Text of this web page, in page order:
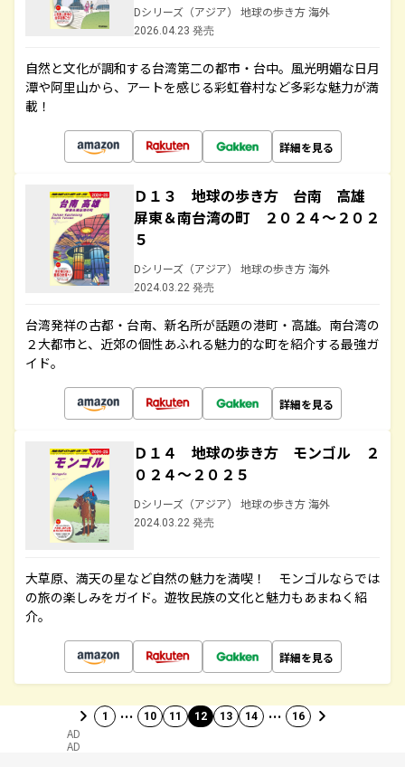
Dシリーズ（アジア） 地球の歩き方 海外
2026.04.23 発売
自然と文化が調和する台湾第二の都市・台中。風光明媚な日月
潭や阿里山から、アートを感じる彩虹眷村など多彩な魅力が満
載！
詳細を見る
Ｄ１３ 地球の歩き方 台南 高雄
屏東＆南台湾の町 ２０２４～２０２
５
Dシリーズ（アジア） 地球の歩き方 海外
2024.03.22 発売
台湾発祥の古都・台南、新名所が話題の港町・高雄。南台湾の
２大都市と、近郊の個性あふれる魅力的な町を紹介する最強ガ
イド。
詳細を見る
Ｄ１４ 地球の歩き方 モンゴル ２
０２４～２０２５
Dシリーズ（アジア） 地球の歩き方 海外
2024.03.22 発売
大草原、満天の星など自然の魅力を満喫！ モンゴルならでは
の旅の楽しみをガイド。遊牧民族の文化と魅力もあまねく紹
介。
詳細を見る
1 … 10 11 12 13 14 … 16
AD
AD